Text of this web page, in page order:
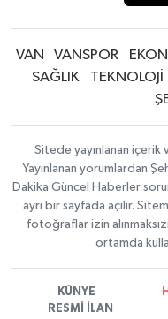
VAN VANSPOR
SAĞLIK
TEKNOLOJİ
Sitede yayınlanan içerik
Yayınlanan yorumlardan
Dakika Güncel Haberler
ayrı bir sayfada açılır.
fotoğraflar izin
ortamda
KÜNYE
RESMİ İLAN